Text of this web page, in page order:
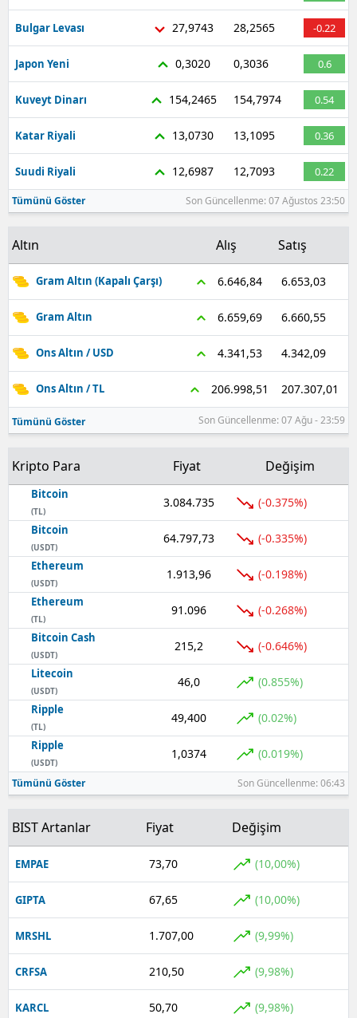
Bulgar Levası 27,9743 28,2565 -0.22
Japon Yeni 0,3020 0,3036 0.6
Kuveyt Dinarı 154,2465 154,7974 0.54
Katar Riyali 13,0730 13,1095 0.36
Suudi Riyali 12,6987 12,7093 0.22
Tümünü Göster Son Güncellenme: 07 Ağustos 23:50
Altın Alış Satış
Gram Altın (Kapalı Çarşı) 6.646,84 6.653,03
Gram Altın 6.659,69 6.660,55
Ons Altın / USD 4.341,53 4.342,09
Ons Altın / TL 206.998,51 207.307,01
Tümünü Göster Son Güncellenme: 07 Ağu - 23:59
Kripto Para Fiyat Değişim
Bitcoin
(TL)
3.084.735 (-0.375%)
Bitcoin
(USDT)
64.797,73 (-0.335%)
Ethereum
(USDT)
1.913,96 (-0.198%)
Ethereum
(TL)
91.096 (-0.268%)
Bitcoin Cash
(USDT)
215,2 (-0.646%)
Litecoin
(USDT)
46,0 (0.855%)
Ripple
(TL)
49,400 (0.02%)
Ripple
(USDT)
1,0374 (0.019%)
Tümünü Göster Son Güncellenme: 06:43
BIST Artanlar Fiyat Değişim
EMPAE 73,70 (10,00%)
GIPTA 67,65 (10,00%)
MRSHL 1.707,00 (9,99%)
CRFSA 210,50 (9,98%)
KARCL 50,70 (9,98%)